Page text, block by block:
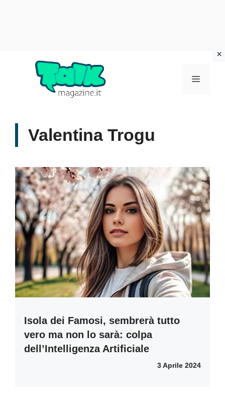
Menu
Valentina Trogu
Isola dei Famosi, sembrerà tutto
vero ma non lo sarà: colpa
dell’Intelligenza Artificiale
3 Aprile 2024